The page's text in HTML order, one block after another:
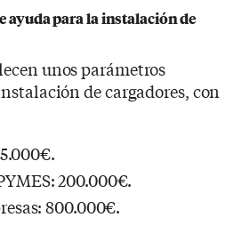
ayuda para la instalación de
unos parámetros
de cargadores, con
200.000€.
800.000€.